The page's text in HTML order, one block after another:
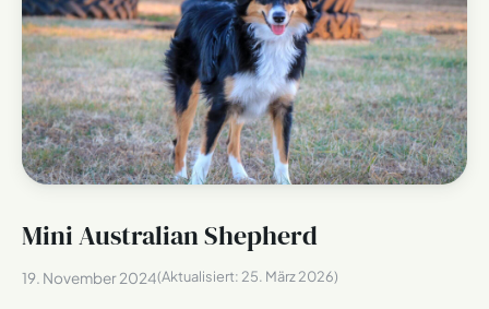
Mini Australian Shepherd
19. November 2024(Aktualisiert: 25. März 2026)